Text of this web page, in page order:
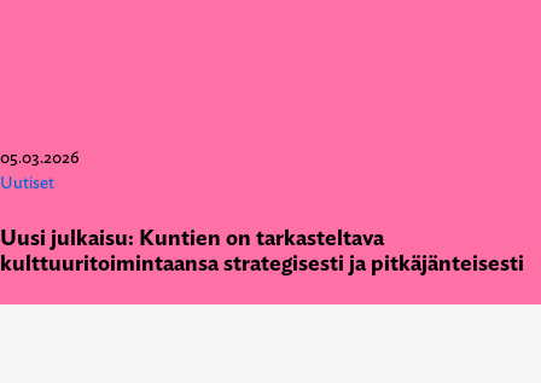
05.03.2026
Uutiset
Uusi julkaisu: Kuntien on tarkasteltava
kulttuuritoimintaansa strategisesti ja pitkäjänteisesti